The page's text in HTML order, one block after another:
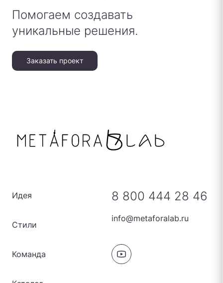
Помогаем создавать
уникальные решения.
Заказать проект
Идея
Стили
Команда
8 800 444 28 46
info@metaforalab.ru